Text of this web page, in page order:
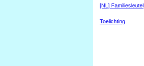
[NL] Familiesleutel
Toelichting